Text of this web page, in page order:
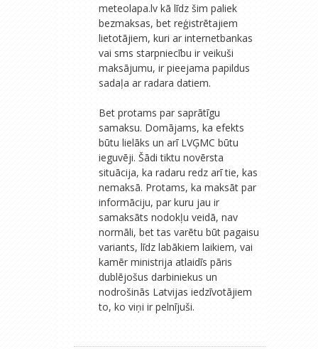
meteolapa.lv kā līdz šim paliek
bezmaksas, bet reģistrētajiem
lietotājiem, kuri ar internetbankas
vai sms starpniecību ir veikuši
maksājumu, ir pieejama papildus
sadaļa ar radara datiem.
Bet protams par saprātīgu
samaksu. Domājams, ka efekts
būtu lielāks un arī LVĢMC būtu
ieguvēji. Šādi tiktu novērsta
situācija, ka radaru redz arī tie, kas
nemaksā. Protams, ka maksāt par
informāciju, par kuru jau ir
samaksāts nodokļu veidā, nav
normāli, bet tas varētu būt pagaisu
variants, līdz labākiem laikiem, vai
kamēr ministrija atlaidīs pāris
dublējošus darbiniekus un
nodrošinās Latvijas iedzīvotājiem
to, ko viņi ir pelnījuši.